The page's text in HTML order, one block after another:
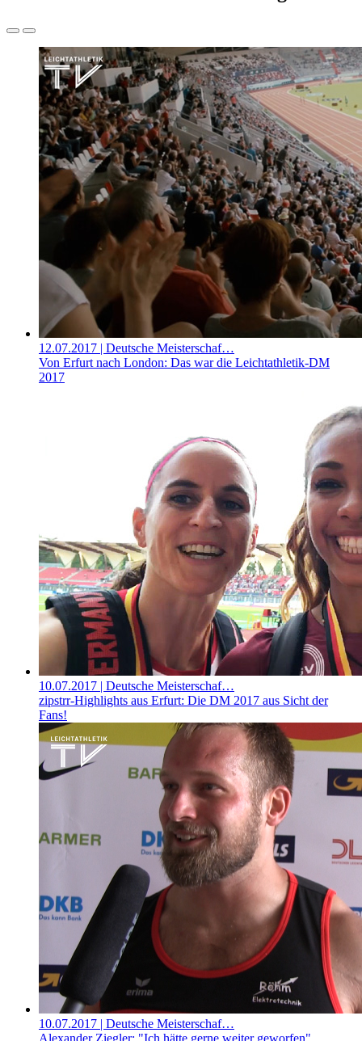
12.07.2017 | Deutsche Meisterschaf…
Von Erfurt nach London: Das war die Leichtathletik-DM
2017
10.07.2017 | Deutsche Meisterschaf…
zipstrr-Highlights aus Erfurt: Die DM 2017 aus Sicht der
Fans!
10.07.2017 | Deutsche Meisterschaf…
Alexander Ziegler: "Ich hätte gerne weiter geworfen"